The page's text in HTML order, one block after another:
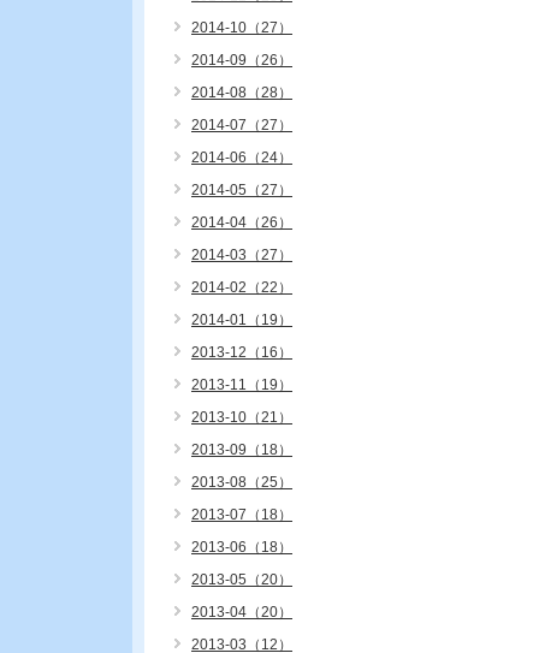
2014-10（27）
2014-09（26）
2014-08（28）
2014-07（27）
2014-06（24）
2014-05（27）
2014-04（26）
2014-03（27）
2014-02（22）
2014-01（19）
2013-12（16）
2013-11（19）
2013-10（21）
2013-09（18）
2013-08（25）
2013-07（18）
2013-06（18）
2013-05（20）
2013-04（20）
2013-03（12）